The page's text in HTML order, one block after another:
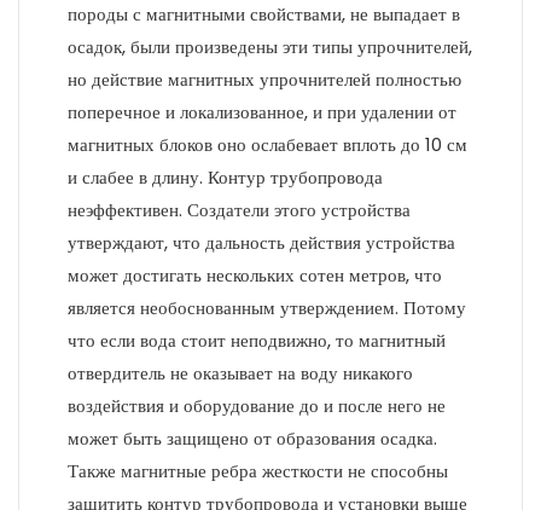
породы с магнитными свойствами, не выпадает в
осадок, были произведены эти типы упрочнителей,
но действие магнитных упрочнителей полностью
поперечное и локализованное, и при удалении от
магнитных блоков оно ослабевает вплоть до 10 см
и слабее в длину. Контур трубопровода
неэффективен. Создатели этого устройства
утверждают, что дальность действия устройства
может достигать нескольких сотен метров, что
является необоснованным утверждением. Потому
что если вода стоит неподвижно, то магнитный
отвердитель не оказывает на воду никакого
воздействия и оборудование до и после него не
может быть защищено от образования осадка.
Также магнитные ребра жесткости не способны
защитить контур трубопровода и установки выше